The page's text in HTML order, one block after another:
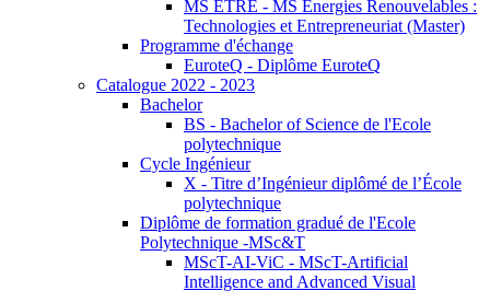
MS ETRE - MS Energies Renouvelables :
Technologies et Entrepreneuriat (Master)
Programme d'échange
EuroteQ - Diplôme EuroteQ
Catalogue 2022 - 2023
Bachelor
BS - Bachelor of Science de l'Ecole
polytechnique
Cycle Ingénieur
X - Titre d’Ingénieur diplômé de l’École
polytechnique
Diplôme de formation gradué de l'Ecole
Polytechnique -MSc&T
MScT-AI-ViC - MScT-Artificial
Intelligence and Advanced Visual